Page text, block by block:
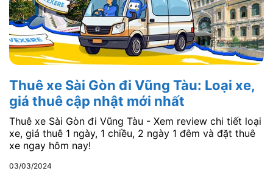
Thuê xe Sài Gòn đi Vũng Tàu: Loại xe,
giá thuê cập nhật mới nhất
Thuê xe Sài Gòn đi Vũng Tàu - Xem review chi tiết loại
xe, giá thuê 1 ngày, 1 chiều, 2 ngày 1 đêm và đặt thuê
xe ngay hôm nay!
03/03/2024